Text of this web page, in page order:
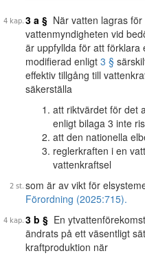
3 a § När vatten lagras
vattenmyndigheten vid
är uppfyllda för att förklara
modifierad enligt 3 §
effektiv tillgång till
säkerställa
att riktvärdet för det
enligt bilaga 3 inte
att den nationella
reglerkraften i en
vattenkraftsel
som är av vikt för
Förordning (2025:715).
3 b § En
ändrats på ett väsentligt
kraftproduktion när